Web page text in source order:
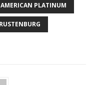
PLATINUM
RUSTENBURG